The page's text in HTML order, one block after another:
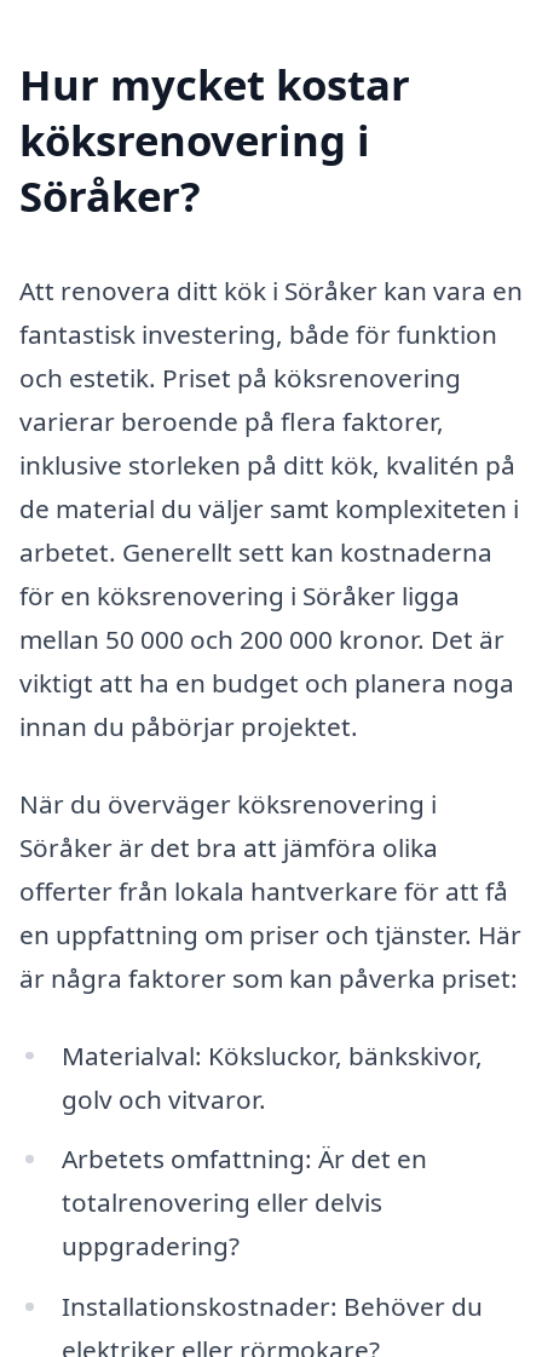
Hur mycket kostar
köksrenovering i
Söråker?
Att renovera ditt kök i Söråker kan vara en
fantastisk investering, både för funktion
och estetik. Priset på köksrenovering
varierar beroende på flera faktorer,
inklusive storleken på ditt kök, kvalitén på
de material du väljer samt komplexiteten i
arbetet. Generellt sett kan kostnaderna
för en köksrenovering i Söråker ligga
mellan 50 000 och 200 000 kronor. Det är
viktigt att ha en budget och planera noga
innan du påbörjar projektet.
När du överväger köksrenovering i
Söråker är det bra att jämföra olika
offerter från lokala hantverkare för att få
en uppfattning om priser och tjänster. Här
är några faktorer som kan påverka priset:
Materialval: Köksluckor, bänkskivor,
golv och vitvaror.
Arbetets omfattning: Är det en
totalrenovering eller delvis
uppgradering?
Installationskostnader: Behöver du
elektriker eller rörmokare?